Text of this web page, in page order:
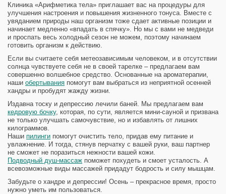
Клиника «Арифметика тела» приглашает вас на процедуры для
улучшения настроения и повышения жизненного тонуса. Вместе с
увяданием природы наш организм тоже сдает активные позиции и
начинает медленно «впадать в спячку». Но мы с вами не медведи
и проспать весь холодный сезон не можем, поэтому начинаем
готовить организм к действию.
Если вы считаете себя метеозависимым человеком, и в отсутствии
солнца чувствуете себя не в своей тарелке – предлагаем вам
совершенно волшебное средство. Основанные на ароматерапии,
наши обертывания помогут вам выбраться из неприятной осенней
хандры и пробудят жажду жизни.
Издавна тоску и депрессию лечили баней. Мы предлагаем вам
кедровую бочку, которая, по сути, является мини-сауной и призвана
не только улучшать самочувствие, но и избавлять от лишних
килограммов.
Наши пилинги помогут очистить тело, придав ему питание и
увлажнение. И тогда, стянув перчатку с вашей руки, ваш партнер
не сможет не поразиться нежности вашей кожи.
Подводный душ-массаж поможет похудеть и смоет усталость. А
всевозможные виды массажей придадут бодрость и силу мышцам.
Забудьте о хандре и депрессии! Осень – прекрасное время, просто
нужно уметь им пользоваться.